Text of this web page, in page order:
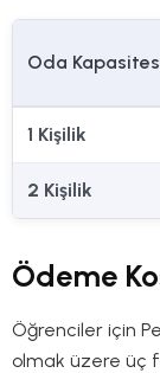
Oda
1 Kişilik
2 Kişilik
Ödeme
Öğrenciler için
olmak üzere üç